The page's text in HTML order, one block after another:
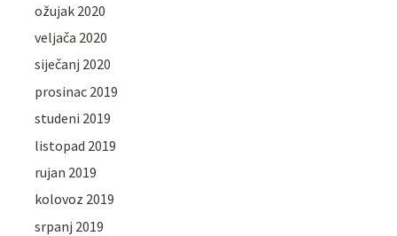
ožujak 2020
veljača 2020
siječanj 2020
prosinac 2019
studeni 2019
listopad 2019
rujan 2019
kolovoz 2019
srpanj 2019